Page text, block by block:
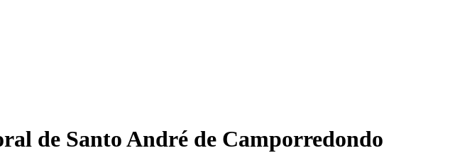
de Santo André de Camporredondo